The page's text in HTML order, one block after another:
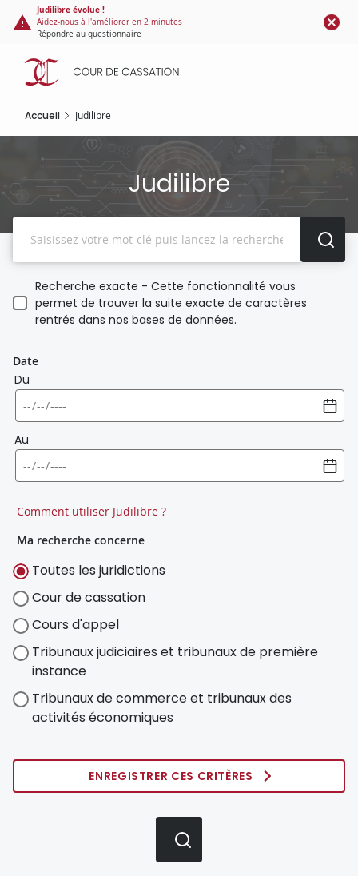
Panneau de gestion des cookies
contenu
principal
Judilibre évolue !
Aidez-nous à l'améliorer en 2 minutes
Répondre au questionnaire
Accueil Judilibre
Judilibre
Recherche exacte - Cette fonctionnalité vous
permet de trouver la suite exacte de caractères
rentrés dans nos bases de données.
Date
Du
Au
Comment utiliser Judilibre ?
Ma recherche concerne
Toutes les juridictions
Cour de cassation
Cours d'appel
Tribunaux judiciaires et tribunaux de première
instance
Tribunaux de commerce et tribunaux des
activités économiques
ENREGISTRER CES CRITÈRES